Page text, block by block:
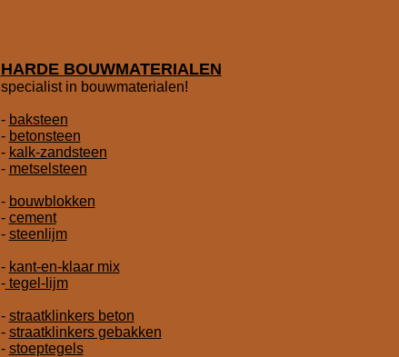
HARDE BOUWMATERIALEN
specialist in bouwmaterialen!
- baksteen
- betonsteen
- kalk-zandsteen
- metselsteen
- bouwblokken
- cement
- steenlijm
- kant-en-klaar mix
-tegel-lijm
- straatklinkers beton
- straatklinkers gebakken
- stoeptegels